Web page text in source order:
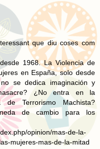
que diu coses com
1968. La Violencia de
en España, solo desde
se dedica imaginación y
¿No entra en la
de Terrorismo Machista?
de cambio para los
opinion/mas-de-la-
mujeres-mas-de-la-mitad